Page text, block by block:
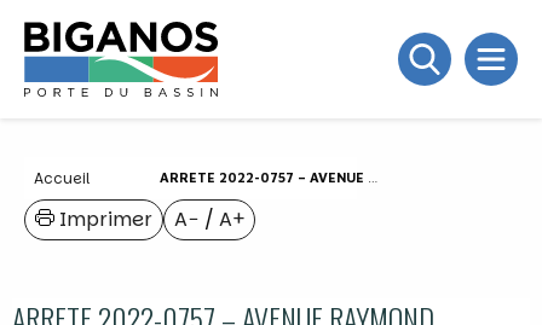
Accueil ARRETE 2022-0757 – AVENUE RAYMOND POINCARE – AVENUE DE LA COTE D ARGENT
A− / A+
Imprimer